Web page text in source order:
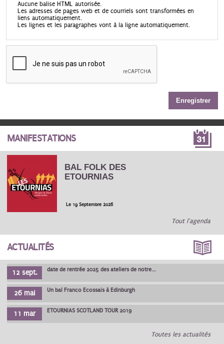
Aucune balise HTML autorisée.
Les adresses de pages web et de courriels sont transformées en
liens automatiquement.
Les lignes et les paragraphes vont à la ligne automatiquement.
MANIFESTATIONS
BAL FOLK DES
ETOURNIAS
Le 19 Septembre 2026
Tout l'agenda
ACTUALITÉS
12 sept. date de rentrée 2025 des ateliers de notre...
26 mai Un bal Franco Ecossais à Edinburgh
11 mar ETOURNIAS SCOTLAND TOUR 2019
Toutes les actualités